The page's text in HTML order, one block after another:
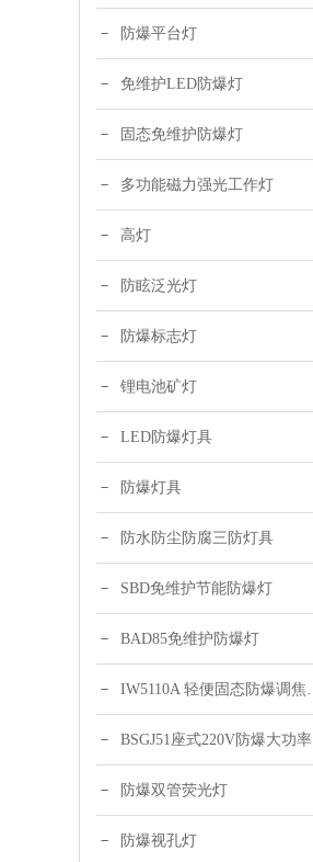
防爆平台灯
免维护LED防爆灯
固态免维护防爆灯
多功能磁力强光工作灯
高灯
防眩泛光灯
防爆标志灯
锂电池矿灯
LED防爆灯具
防爆灯具
防水防尘防腐三防灯具
SBD免维护节能防爆灯
BAD85免维护防爆灯
IW5110A 轻便固态防爆调焦头灯
BSGJ51座式220V防爆大功率声光报警器 绿色 黄色
防爆双管荧光灯
防爆视孔灯